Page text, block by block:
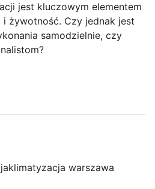
jest kluczowym elementem
żywotność. Czy jednak jest
samodzielnie, czy
klimatyzacja warszawa